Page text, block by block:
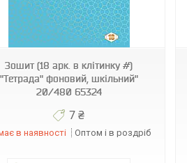
Зошит (18 арк. в клітинку #)
"Тетрада" фоновий, шкільний"
20/480 65324
7 ₴
в наявності Оптом і в роздріб
4820049490053